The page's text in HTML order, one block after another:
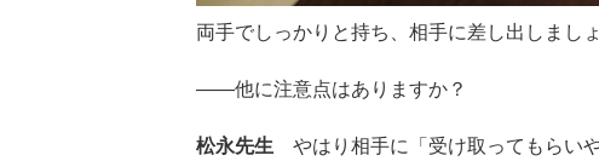
両手でしっかりと持ち、相手に差し出しまし
――他に注意点はありますか？
松永先生 やはり相手に「受け取ってもらい